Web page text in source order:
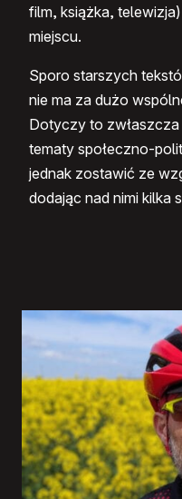
film, książka,
miejscu.
Sporo starszych
nie ma za dużo
Dotyczy to
tematy społeczno-
jednak zostawić ze
dodając nad nimi kilka